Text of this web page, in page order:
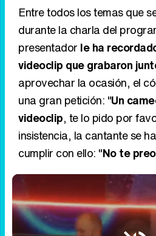
Entre todos los temas que
durante la charla del
presentador le ha
videoclip que grabaron
aprovechar la ocasión, el
una gran petición: "Un
videoclip, te lo pido por
insistencia, la cantante se
cumplir con ello: "No te